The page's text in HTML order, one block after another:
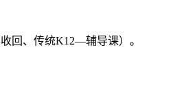
回、传统K12—辅导课）。